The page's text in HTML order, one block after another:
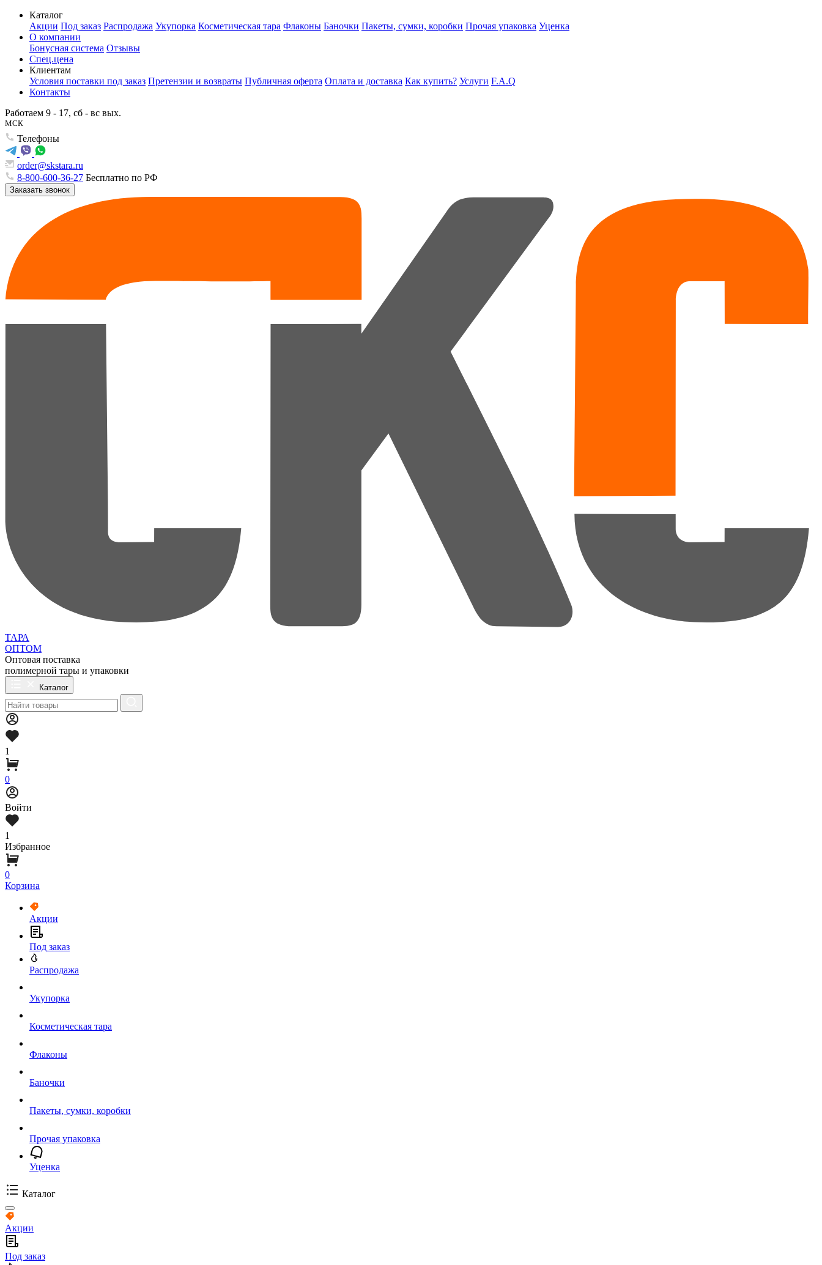
Каталог
Акции Под заказ Распродажа Укупорка Косметическая тара Флаконы Баночки Пакеты, сумки, коробки Прочая упаковка Уценка
О компании
Бонусная система Отзывы
Спец.цена
Клиентам
Условия поставки под заказ Претензии и возвраты Публичная оферта Оплата и доставка Как купить? Услуги F.A.Q
Контакты
Работаем 9 - 17, сб - вс вых.
МСК
Телефоны
order@skstara.ru
8-800-600-36-27 Бесплатно по РФ
Заказать звонок
ТАРА
ОПТОМ
Оптовая поставка
полимерной тары и упаковки
Каталог
1
0
Войти
1
Избранное
0
Корзина
Акции
Под заказ
Распродажа
Укупорка
Косметическая тара
Флаконы
Баночки
Пакеты, сумки, коробки
Прочая упаковка
Уценка
Каталог
Акции
Под заказ